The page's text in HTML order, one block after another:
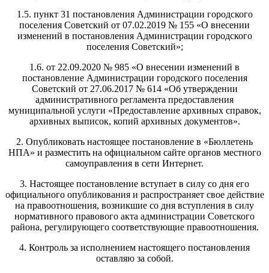
1.5. пункт 31 постановления Администрации городского
поселения Советский от 07.02.2019 № 155 «О внесении
изменений в постановления Администрации городского
поселения Советский»;
1.6. от 22.09.2020 № 985 «О внесении изменений в
постановление Администрации городского поселения
Советский от 27.06.2017 № 614 «Об утверждении
административного регламента предоставления
муниципальной услуги «Предоставление архивных справок,
архивных выписок, копий архивных документов».
2. Опубликовать настоящее постановление в «Бюллетень
НПА» и разместить на официальном сайте органов местного
самоуправления в сети Интернет.
3. Настоящее постановление вступает в силу со дня его
официального опубликования и распространяет свое действие
на правоотношения, возникшие со дня вступления в силу
нормативного правового акта администрации Советского
района, регулирующего соответствующие правоотношения.
4. Контроль за исполнением настоящего постановления
оставляю за собой.